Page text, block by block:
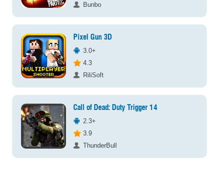
Bunbo
Pixel Gun 3D
3.0+
4.3
RiliSoft
Call of Dead: Duty Trigger 14
2.3+
3.9
ThunderBull